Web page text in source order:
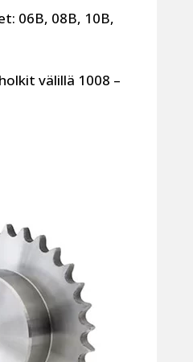
06B, 08B, 10B,
välillä 1008 –